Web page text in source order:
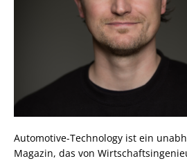
Automotive-Technology ist ein
Magazin, das von